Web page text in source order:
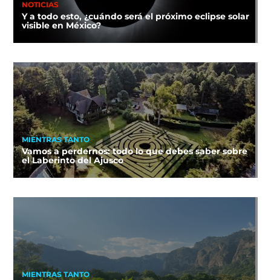
NOTICIAS
Y a todo esto, ¿cuándo será el próximo eclipse solar
visible en México?
MIENTRAS TANTO
Vamos a perdernos: todo lo que debes saber sobre
el Laberinto del Ajusco
MIENTRAS TANTO